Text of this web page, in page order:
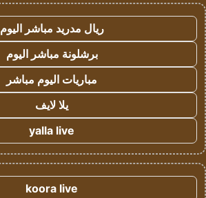
ريال مدريد مباشر اليوم
برشلونة مباشر اليوم
مباريات اليوم مباشر
يلا لايف
yalla live
koora live